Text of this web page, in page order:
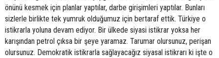
önünü kesmek için planlar yaptılar, darbe girişimleri yaptılar. Bunları
sizlerle birlikte tek yumruk olduğumuz için bertaraf ettik. Türkiye o
istikrarla yoluna devam ediyor. Bir ülkede siyasi istikrar yoksa her
karışından petrol çıksa bir şeye yaramaz. Tarumar olursunuz, perişan
olursunuz. Demokratik istikrarla sağlayacağız siyasal istikrarı ki işte o